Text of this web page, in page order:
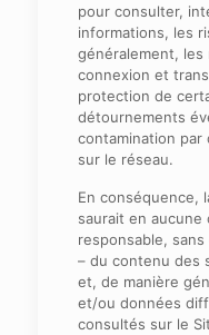
pour consulter,
informations, les
généralement,
connexion et
protection de
détournements
contamination par
sur le réseau.
En conséquence,
saurait en
responsable,
– du contenu des
et, de manière
et/ou données
consultés sur le